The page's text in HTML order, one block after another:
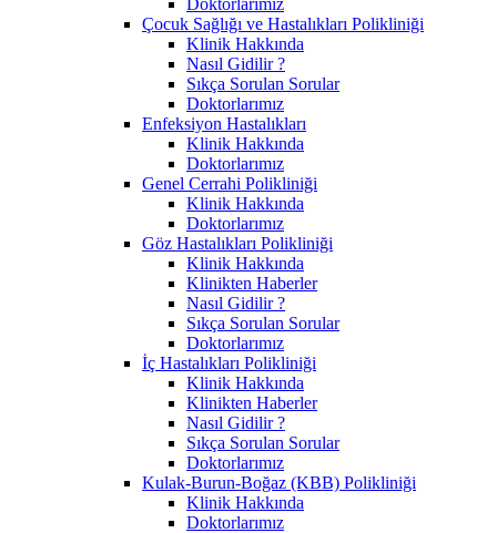
Çocuk Sağlığı ve Hastalıkları Polikliniği
Klinik Hakkında
Nasıl Gidilir ?
Sıkça Sorulan Sorular
Doktorlarımız
Enfeksiyon Hastalıkları
Klinik Hakkında
Doktorlarımız
Genel Cerrahi Polikliniği
Klinik Hakkında
Doktorlarımız
Göz Hastalıkları Polikliniği
Klinik Hakkında
Klinikten Haberler
Nasıl Gidilir ?
Sıkça Sorulan Sorular
Doktorlarımız
İç Hastalıkları Polikliniği
Klinik Hakkında
Klinikten Haberler
Nasıl Gidilir ?
Sıkça Sorulan Sorular
Doktorlarımız
Kulak-Burun-Boğaz (KBB) Polikliniği
Klinik Hakkında
Doktorlarımız